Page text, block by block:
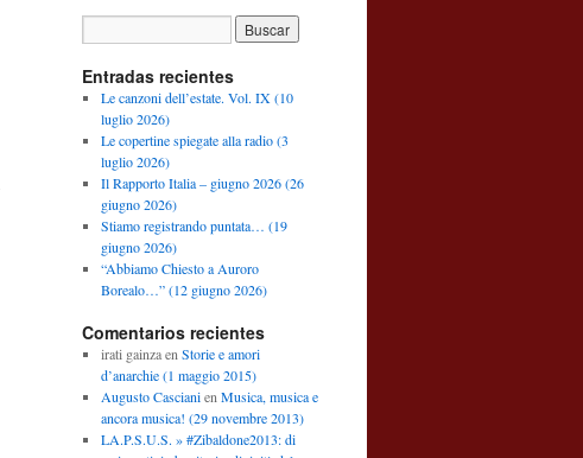
Entradas recientes
Le canzoni dell’estate. Vol. IX (10
luglio 2026)
Le copertine spiegate alla radio (3
luglio 2026)
Il Rapporto Italia – giugno 2026 (26
giugno 2026)
Stiamo registrando puntata… (19
giugno 2026)
“Abbiamo Chiesto a Auroro
Borealo…” (12 giugno 2026)
Comentarios recientes
irati gainzaen Storie e amori
d’anarchie (1 maggio 2015)
Augusto Cascianien Musica, musica e
ancora musica! (29 novembre 2013)
LA.P.S.U.S. » #Zibaldone2013: di